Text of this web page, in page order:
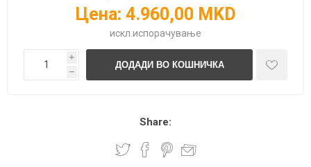
Цена: 4.960,00 MKD
искл. испорачување
i
h
Share: